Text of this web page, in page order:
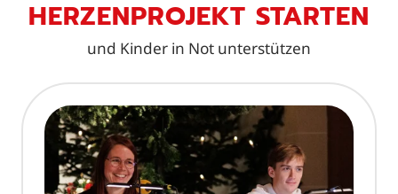
HERZENPROJEKT STARTEN
und Kinder in Not unterstützen